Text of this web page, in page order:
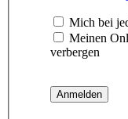
Mich bei
Meinen
verbergen